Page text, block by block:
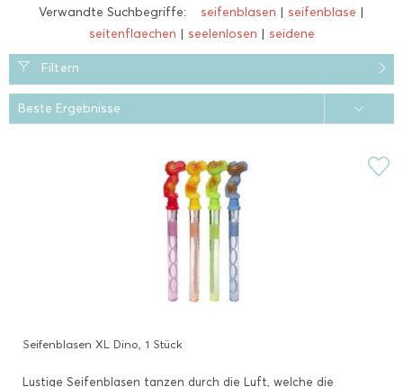
Verwandte Suchbegriffe:
seifenblasen | seifenblase |
seitenflaechen | seelenlosen | seidene
Filtern
Seifenblasen XL Dino, 1 Stück
Lustige Seifenblasen tanzen durch die Luft, welche die